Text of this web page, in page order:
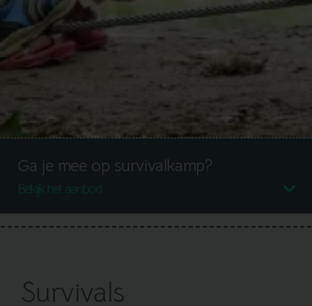
Ga je mee op survivalkamp?
Bekijk het aanbod
Survivals